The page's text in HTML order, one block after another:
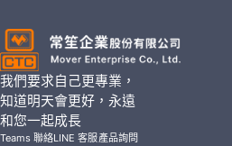
我們要求自己更專業，
知道明天會更好，永遠
和您一起成長
Teams 聯絡LINE 客服產品詢問